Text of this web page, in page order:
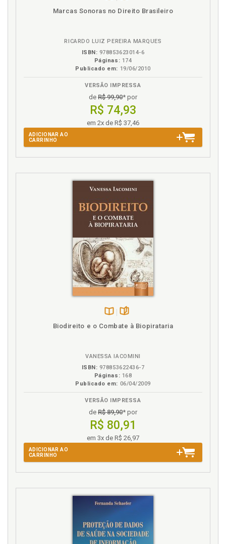
Vítima. Culpa exclusiva da vítima ou de terceiro, p.
Marcas Sonoras no Direito Brasileiro
RICARDO LUIZ PEREIRA MARQUES
ISBN: 978853623014-6
Páginas: 174
Publicado em: 19/06/2010
VERSÃO IMPRESSA
de R$ 99,90* por
R$ 74,93
em 2x de R$ 37,46
ADICIONAR AO
CARRINHO
Disponível
páginas
Biodireito e o Combate à Biopirataria
VANESSA IACOMINI
ISBN: 978853622436-7
Páginas: 168
Publicado em: 06/04/2009
VERSÃO IMPRESSA
de R$ 89,90* por
R$ 80,91
em 3x de R$ 26,97
ADICIONAR AO
CARRINHO